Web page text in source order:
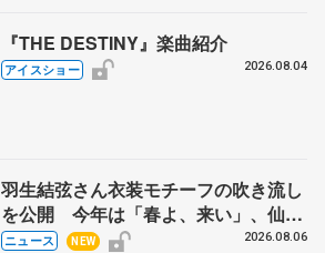
『THE DESTINY』楽曲紹介
アイスショー 2026.08.04
羽生結弦さん衣装モチーフの吹き流し
を公開 今年は「春よ、来い」、仙台
の瑞鳳殿
ニュース NEW 2026.08.06